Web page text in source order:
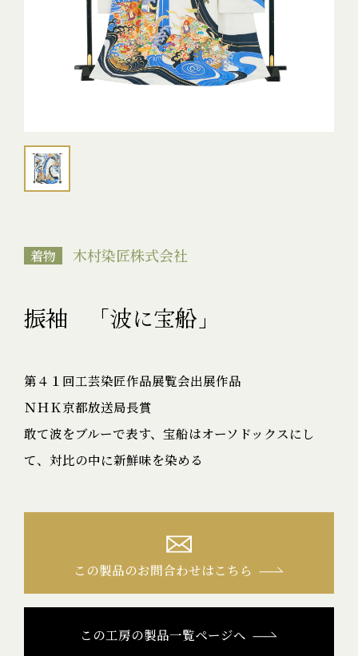
着物 木村染匠株式会社
振袖 「波に宝船」
第４１回工芸染匠作品展覧会出展作品
ＮＨＫ京都放送局長賞
敢て波をブルーで表す、宝船はオーソドックスにし
て、対比の中に新鮮味を染める
この製品のお問合わせはこちら
この工房の製品一覧ページへ